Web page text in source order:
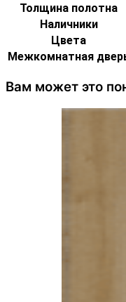
Толщина полотна
Наличники
Цвета
Межкомнатная
Вам может это